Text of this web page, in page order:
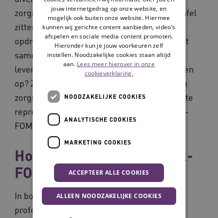
zorgnetwerken, blijkt dat zij niet altijd aan tafel
zitten met een concrete zorginhoudelijke
opdracht. Want bestuurders zijn bang om het
samenwerkingsfeestje te missen: wie weet
levert de samenwerking wel mooie resultaten
op? Ze laten dan iemand aanschuiven bij een
zorgnetwerk, simpelweg om de organisatie te
representeren. En dat noem ik zorgnetwerk-
FOMO.
Hoe ontstaat zorgnetwerk-
FOMO?
In bovengenoemde interviews noemden
professionals twee hoofdredenen voor het
jouw internetgedrag op onze website, en
mogelijk ook buiten onze website. Hiermee
kunnen wij gerichte content aanbieden, video’s
afspelen en sociale media content promoten.
Hieronder kun je jouw voorkeuren zelf
instellen. Noodzakelijke cookies staan altijd
aan. Lees meer hierover in onze
cookieverklaring.
NOODZAKELIJKE COOKIES
ANALYTISCHE COOKIES
MARKETING COOKIES
ACCEPTEER ALLE COOKIES
ALLEEN NOODZAKELIJKE COOKIES